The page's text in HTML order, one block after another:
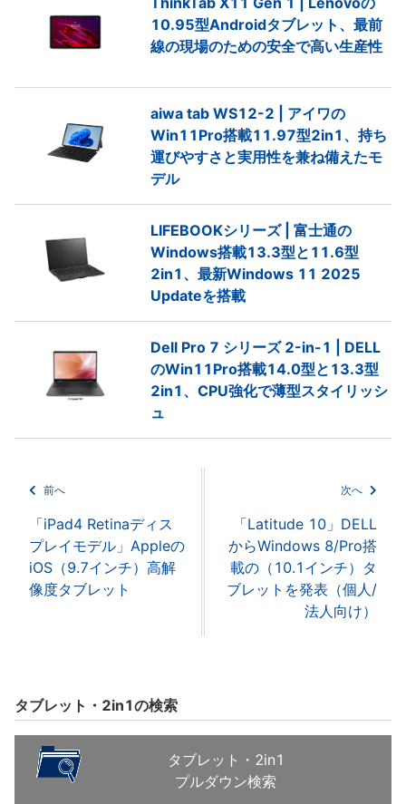
10.95型Androidタブレット、最前
線の現場のための安全で高い生産性
aiwa tab WS12-2 | アイワの
Win11Pro搭載11.97型2in1、持ち
運びやすさと実用性を兼ね備えたモ
デル
LIFEBOOKシリーズ | 富士通の
Windows搭載13.3型と11.6型
2in1、最新Windows 11 2025
Updateを搭載
Dell Pro 7 シリーズ 2-in-1 | DELL
のWin11Pro搭載14.0型と13.3型
2in1、CPU強化で薄型スタイリッシ
ュ
前へ
「iPad4 Retinaディス
プレイモデル」Appleの
iOS（9.7インチ）高解
像度タブレット
次へ
「Latitude 10」DELL
からWindows 8/Pro搭
載の（10.1インチ）タ
ブレットを発表（個人/
法人向け）
タブレット・2in1の検索
タブレット・2in1
プルダウン検索